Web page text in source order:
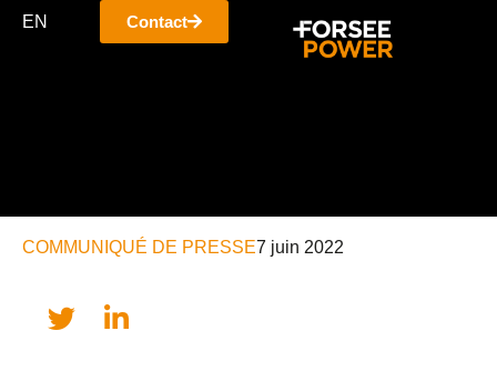
EN Contact
COMMUNIQUÉ DE PRESSE7 juin 2022